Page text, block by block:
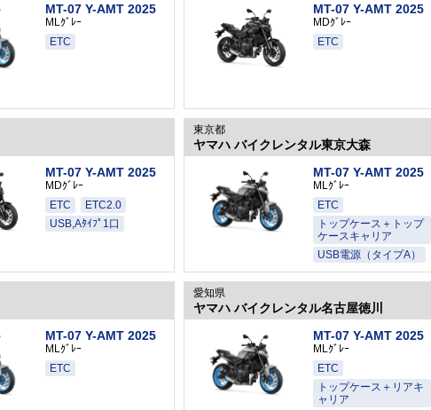
MT-07 Y-AMT 2025
MLｸﾞﾚｰ
ETC
MT-07 Y-AMT 2025
MDｸﾞﾚｰ
ETC
MT-07 Y-AMT 2025
MDｸﾞﾚｰ
ETC
ETC2.0
USB,Aﾀｲﾌﾟ1口
東京都
ヤマハ バイクレンタル東京大森
MT-07 Y-AMT 2025
MLｸﾞﾚｰ
ETC
トップケース＋トップ
ケースキャリア
USB電源（タイプA）
MT-07 Y-AMT 2025
MLｸﾞﾚｰ
ETC
愛知県
ヤマハ バイクレンタル名古屋徳川
MT-07 Y-AMT 2025
MLｸﾞﾚｰ
ETC
トップケース＋リアキ
ャリア